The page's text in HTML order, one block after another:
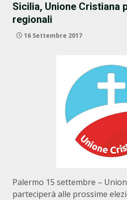
Sicilia, Unione Cristiana
regionali
16 Settembre 2017
Palermo 15 settembre –
parteciperà alle prossime